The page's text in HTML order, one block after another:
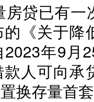
贷已有一
《关于
年9月
人可向
换存量首